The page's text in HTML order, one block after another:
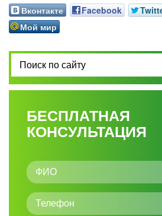
Вконтакте Facebook
Мой мир
БЕСПЛАТНАЯ
КОНСУЛЬТАЦИЯ